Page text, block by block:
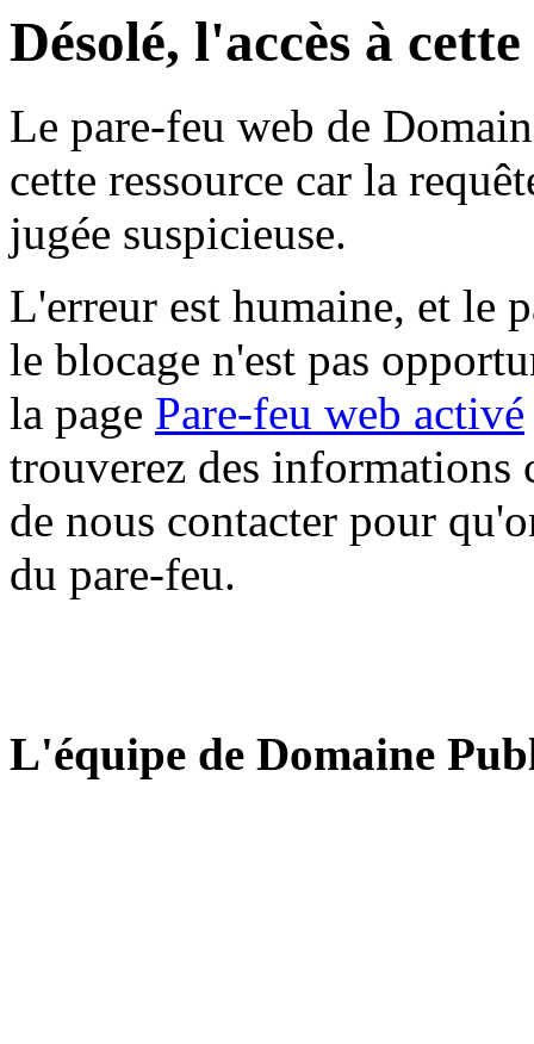
Désolé, l'accès à
Le pare-feu web de
cette ressource car la
jugée suspicieuse.
L'erreur est humaine, et le
le blocage n'est pas
la page Pare-feu web activé
trouverez des informations
de nous contacter pour
du pare-feu.
L'équipe de Domaine